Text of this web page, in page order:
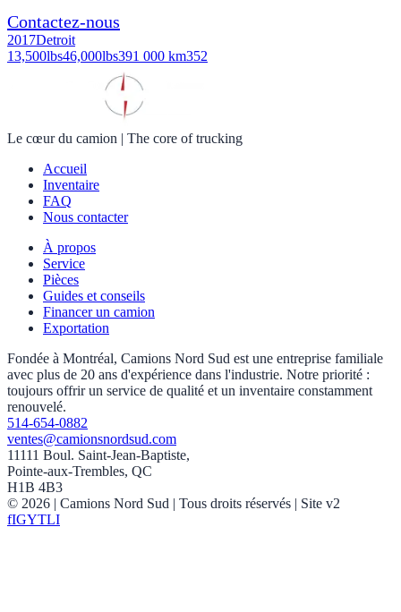
Contactez-nous
2017Detroit
13,500lbs46,000lbs391 000 km352
Le cœur du camion | The core of trucking
Accueil
Inventaire
FAQ
Nous contacter
À propos
Service
Pièces
Guides et conseils
Financer un camion
Exportation
Fondée à Montréal, Camions Nord Sud est une entreprise familiale
avec plus de 20 ans d'expérience dans l'industrie. Notre priorité :
toujours offrir un service de qualité et un inventaire constamment
renouvelé.
514-654-0882
ventes@camionsnordsud.com
11111 Boul. Saint-Jean-Baptiste,
Pointe-aux-Trembles, QC
H1B 4B3
© 2026 | Camions Nord Sud | Tous droits réservés | Site v2
fIGYTLI